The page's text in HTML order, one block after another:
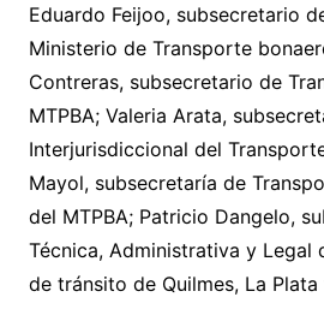
Eduardo Feijoo, subsecretario
Ministerio de Transporte
Contreras, subsecretario de
MTPBA; Valeria Arata,
Interjurisdiccional del
Mayol, subsecretaría de
del MTPBA; Patricio Dangelo,
Técnica, Administrativa y Legal
de tránsito de Quilmes, La